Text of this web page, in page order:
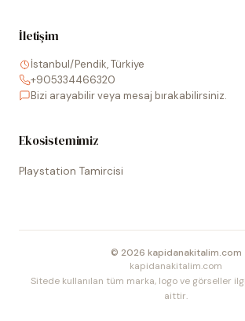
İletişim
İstanbul/Pendik, Türkiye
+905334466320
Bizi arayabilir veya mesaj bırakabilirsiniz.
Ekosistemimiz
Playstation Tamircisi
© 2026 kapidanakitalim.com
kapidanakitalim.com
Sitede kullanılan tüm marka, logo ve görseller
aittir.